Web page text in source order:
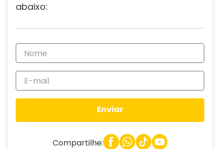
abaixo:
Enviar
Compartilhe: